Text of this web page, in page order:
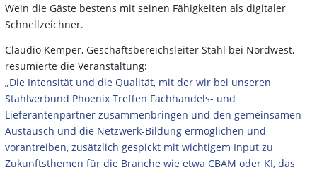
Wein die Gäste bestens mit seinen Fähigkeiten als digitaler
Schnellzeichner.
Claudio Kemper, Geschäftsbereichsleiter Stahl bei Nordwest,
resümierte die Veranstaltung:
„Die Intensität und die Qualität, mit der wir bei unseren
Stahlverbund Phoenix Treffen Fachhandels- und
Lieferantenpartner zusammenbringen und den gemeinsamen
Austausch und die Netzwerk-Bildung ermöglichen und
vorantreiben, zusätzlich gespickt mit wichtigem Input zu
Zukunftsthemen für die Branche wie etwa CBAM oder KI, das